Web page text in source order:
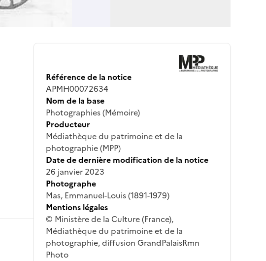
Référence de la notice
APMH00072634
Nom de la base
Photographies (Mémoire)
Producteur
Médiathèque du patrimoine et de la
photographie (MPP)
Date de dernière modification de la notice
26 janvier 2023
Photographe
Mas, Emmanuel-Louis (1891-1979)
Mentions légales
© Ministère de la Culture (France),
Médiathèque du patrimoine et de la
photographie, diffusion GrandPalaisRmn
Photo